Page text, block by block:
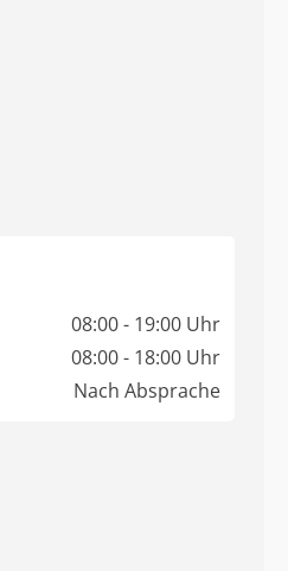
08:00 - 19:00 Uhr
08:00 - 18:00 Uhr
Nach Absprache